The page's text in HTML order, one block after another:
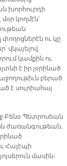
խորհուրդի
կողմէն՝
ու կը
վկայելով
կամքին ու
է իր յօրինած
բերած
է սուրիահայ
Բենօ Պետրոսեան
ժառանգութեան,
Հալէպի
մասին։